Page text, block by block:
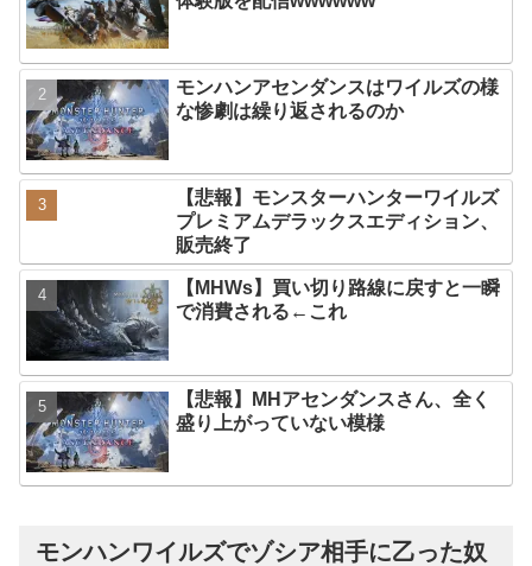
【悲報】キングダムの河了貂、「あったけぇ壁」に引き続き更に
味方をぶっ殺す作戦を実行するWWWWWWW
Powered by livedoor 相互RSS
モンハンアセンダンスはワイルズの様
な惨劇は繰り返されるのか
【悲報】モンスターハンターワイルズ
プレミアムデラックスエディション、
販売終了
【MHWs】買い切り路線に戻すと一瞬
で消費される←これ
【悲報】MHアセンダンスさん、全く
盛り上がっていない模様
モンハンワイルズでゾシア相手に乙った奴